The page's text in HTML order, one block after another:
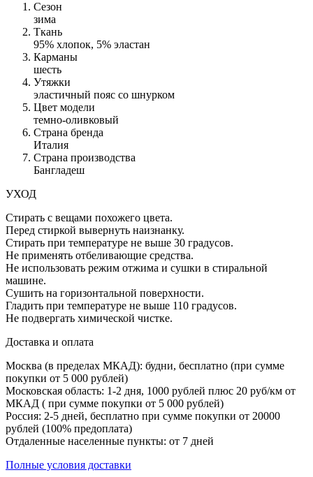
Сезон
зима
Ткань
95% хлопок, 5% эластан
Карманы
шесть
Утяжки
эластичный пояс со шнурком
Цвет модели
темно-оливковый
Страна бренда
Италия
Страна производства
Бангладеш
УХОД
Стирать с вещами похожего цвета.
Перед стиркой вывернуть наизнанку.
Стирать при температуре не выше 30 градусов.
Не применять отбеливающие средства.
Не использовать режим отжима и сушки в стиральной
машине.
Сушить на горизонтальной поверхности.
Гладить при температуре не выше 110 градусов.
Не подвергать химической чистке.
Доставка и оплата
Москва (в пределах МКАД): будни, бесплатно (при сумме
покупки от 5 000 рублей)
Московская область: 1-2 дня, 1000 рублей плюс 20 руб/км от
МКАД ( при сумме покупки от 5 000 рублей)
Россия: 2-5 дней, бесплатно при сумме покупки от 20000
рублей (100% предоплата)
Отдаленные населенные пункты: от 7 дней
Полные условия доставки